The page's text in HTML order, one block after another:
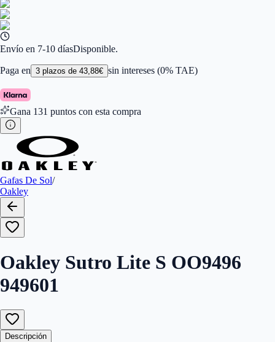
Largo de la Varilla (mm)
Tipo de Cristales :Normales
Tamaño del Puente (mm)
Envío en 7-10 díasDisponible.
Paga en 3 plazos de 43,88€ sin intereses (0% TAE)
Gana 131 puntos con esta compra
Gafas De Sol/
Oakley
Oakley Sutro Lite S OO9496
949601
Descripción